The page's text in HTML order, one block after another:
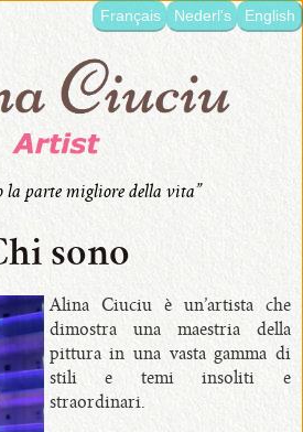
Français Nederl's English
la parte migliore della vita”
sono
Alina Ciuciu è un’artista che
dimostra una maestria della
pittura in una vasta gamma di
stili e temi insoliti e
straordinari.